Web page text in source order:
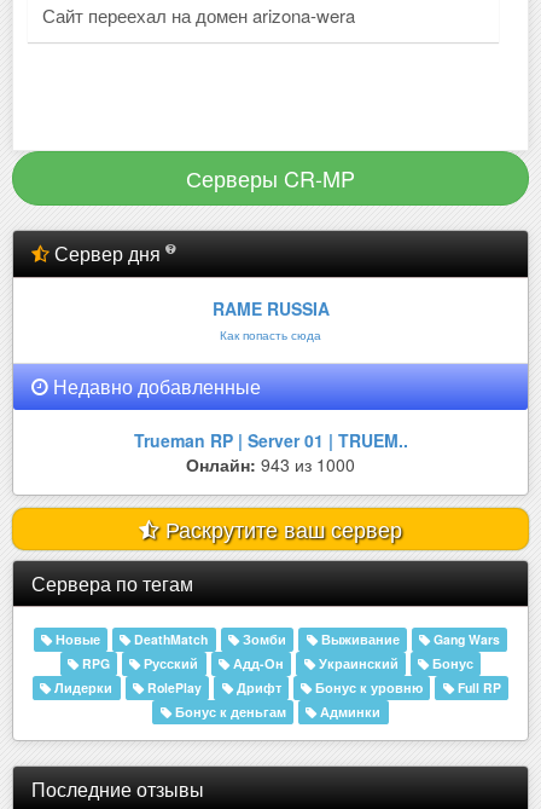
Сайт переехал на домен arizona-wera
Серверы CR-MP
Сервер дня
RAME RUSSIA
Как попасть сюда
Недавно добавленные
Trueman RP | Server 01 | TRUEM..
Онлайн: 943 из 1000
Раскрутите ваш сервер
Сервера по тегам
Новые DeathMatch Зомби Выживание
Gang Wars
RPG
Русский Адд-Он Украинский
Бонус
Лидерки
RolePlay Дрифт Бонус к уровню
Full RP
Бонус к деньгам
Админки
Последние отзывы